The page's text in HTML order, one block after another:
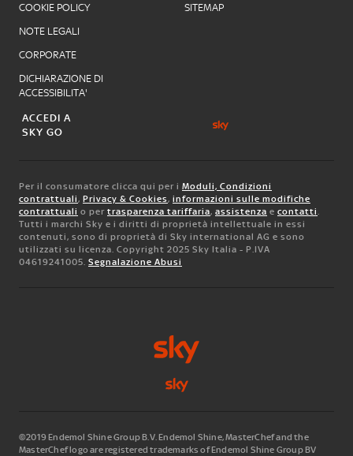
COOKIE POLICY
NOTE LEGALI
CORPORATE
DICHIARAZIONE DI
ACCESSIBILITA'
SITEMAP
ACCEDI A
SKY GO
Per il consumatore clicca qui per i Moduli, Condizioni
contrattuali , Privacy & Cookies, informazioni sulle modifiche
contrattuali o per trasparenza tariffaria, assistenza e contatti
Tutti i marchi Sky e i diritti di proprietà intellettuale in essi
contenuti, sono di proprietà di Sky international AG e sono
utilizzati su licenza. Copyright 2025 Sky Italia - P.IVA
04619241005. Segnalazione Abusi
©2019 Endemol Shine Group B.V. Endemol Shine, MasterChef and the
MasterChef logo are registered trademarks of Endemol Shine Group BV